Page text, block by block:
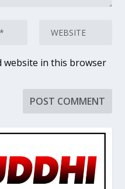
website in this browser